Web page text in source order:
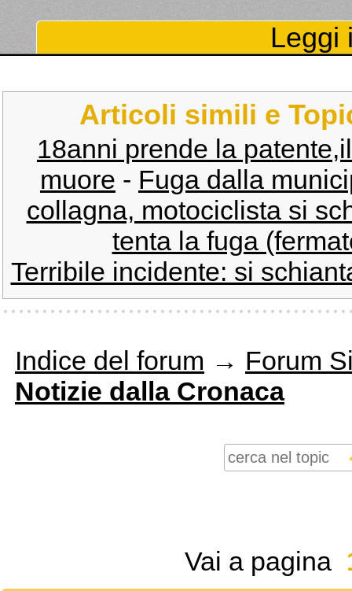
Leggi
Articoli simili e
18anni prende la
muore - Fuga dalla
collagna, motociclista si
tenta la fuga
Terribile incidente: si
Indice del forum → Forum
Notizie dalla Cronaca
Vai a pagina